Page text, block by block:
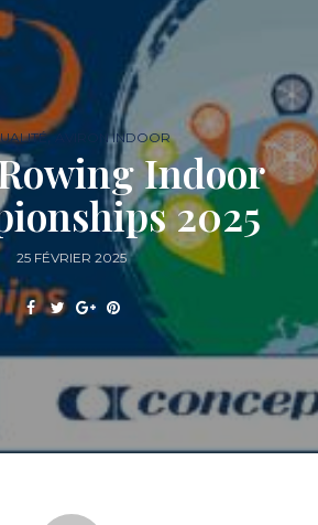
,AVIRON INDOOR
Indoor
2025
25 FÉVRIER 2025